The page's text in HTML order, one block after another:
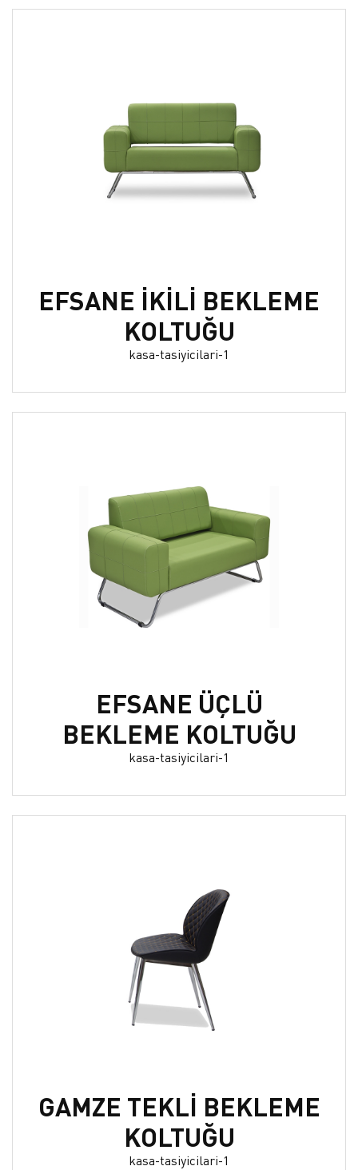
EFSANE İKİLİ BEKLEME
KOLTUĞU
kasa-tasiyicilari-1
EFSANE ÜÇLÜ
BEKLEME KOLTUĞU
kasa-tasiyicilari-1
GAMZE TEKLİ BEKLEME
KOLTUĞU
kasa-tasiyicilari-1